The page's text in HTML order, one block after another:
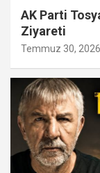
AK Parti
Ziyareti
Temmuz 30, 2026